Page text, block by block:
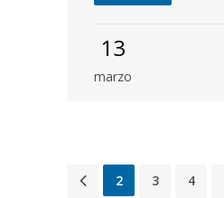
13
marzo
1 2 3 4